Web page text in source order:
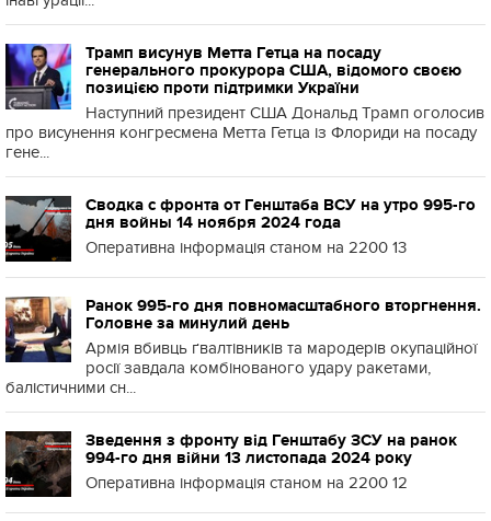
Трамп висунув Метта Гетца на посаду
генерального прокурора США, відомого своєю
позицією проти підтримки України
Наступний президент США Дональд Трамп оголосив
про висунення конгресмена Метта Гетца із Флориди на посаду
гене...
Сводка с фронта от Генштаба ВСУ на утро 995-го
дня войны 14 ноября 2024 года
Оперативна інформація станом на 2200 13
Ранок 995-го дня повномасштабного вторгнення.
Головне за минулий день
Армія вбивць ґвалтівників та мародерів окупаційної
росії завдала комбінованого удару ракетами,
балістичними сн...
Зведення з фронту від Генштабу ЗСУ на ранок
994-го дня війни 13 листопада 2024 року
Оперативна інформація станом на 2200 12